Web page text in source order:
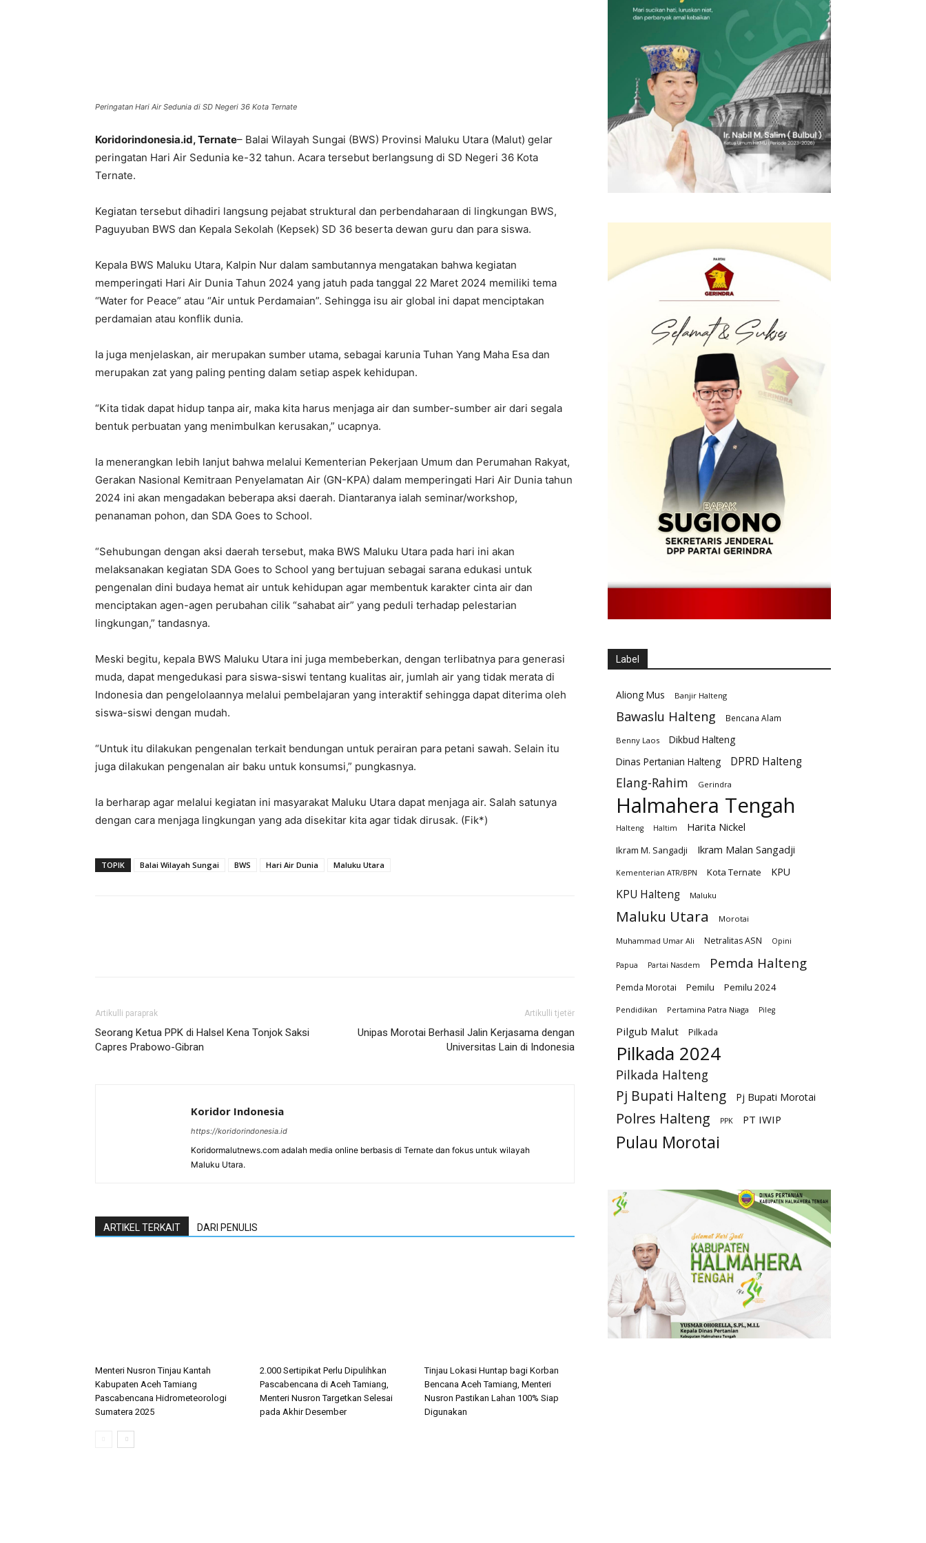
Peringatan Hari Air Sedunia di SD Negeri 36 Kota Ternate
Koridorindonesia.id, Ternate– Balai Wilayah Sungai (BWS) Provinsi Maluku Utara (Malut) gelar
peringatan Hari Air Sedunia ke-32 tahun. Acara tersebut berlangsung di SD Negeri 36 Kota
Ternate.
Kegiatan tersebut dihadiri langsung pejabat struktural dan perbendaharaan di lingkungan BWS,
Paguyuban BWS dan Kepala Sekolah (Kepsek) SD 36 beserta dewan guru dan para siswa.
Kepala BWS Maluku Utara, Kalpin Nur dalam sambutannya mengatakan bahwa kegiatan
memperingati Hari Air Dunia Tahun 2024 yang jatuh pada tanggal 22 Maret 2024 memiliki tema
“Water for Peace” atau “Air untuk Perdamaian”. Sehingga isu air global ini dapat menciptakan
perdamaian atau konflik dunia.
Ia juga menjelaskan, air merupakan sumber utama, sebagai karunia Tuhan Yang Maha Esa dan
merupakan zat yang paling penting dalam setiap aspek kehidupan.
“Kita tidak dapat hidup tanpa air, maka kita harus menjaga air dan sumber-sumber air dari segala
bentuk perbuatan yang menimbulkan kerusakan,” ucapnya.
Ia menerangkan lebih lanjut bahwa melalui Kementerian Pekerjaan Umum dan Perumahan Rakyat,
Gerakan Nasional Kemitraan Penyelamatan Air (GN-KPA) dalam memperingati Hari Air Dunia tahun
2024 ini akan mengadakan beberapa aksi daerah. Diantaranya ialah seminar/workshop,
penanaman pohon, dan SDA Goes to School.
“Sehubungan dengan aksi daerah tersebut, maka BWS Maluku Utara pada hari ini akan
melaksanakan kegiatan SDA Goes to School yang bertujuan sebagai sarana edukasi untuk
pengenalan dini budaya hemat air untuk kehidupan agar membentuk karakter cinta air dan
menciptakan agen-agen perubahan cilik “sahabat air” yang peduli terhadap pelestarian
lingkungan,” tandasnya.
Meski begitu, kepala BWS Maluku Utara ini juga membeberkan, dengan terlibatnya para generasi
muda, dapat mengedukasi para siswa-siswi tentang kualitas air, jumlah air yang tidak merata di
Indonesia dan pengelolaannya melalui pembelajaran yang interaktif sehingga dapat diterima oleh
siswa-siswi dengan mudah.
“Untuk itu dilakukan pengenalan terkait bendungan untuk perairan para petani sawah. Selain itu
juga dilakukan pengenalan air baku untuk konsumsi,” pungkasnya.
Ia berharap agar melalui kegiatan ini masyarakat Maluku Utara dapat menjaga air. Salah satunya
dengan cara menjaga lingkungan yang ada disekitar kita agar tidak dirusak. (Fik*)
TOPIK Balai Wilayah Sungai BWS Hari Air Dunia Maluku Utara
Artikulli paraprak
Seorang Ketua PPK di Halsel Kena Tonjok Saksi
Capres Prabowo-Gibran
Artikulli tjetër
Unipas Morotai Berhasil Jalin Kerjasama dengan
Universitas Lain di Indonesia
Koridor Indonesia
https://koridorindonesia.id
Koridormalutnews.com adalah media online berbasis di Ternate dan fokus untuk wilayah
Maluku Utara.
ARTIKEL TERKAIT DARI PENULIS
Menteri Nusron Tinjau Kantah
Kabupaten Aceh Tamiang
Pascabencana Hidrometeorologi
Sumatera 2025
2.000 Sertipikat Perlu Dipulihkan
Pascabencana di Aceh Tamiang,
Menteri Nusron Targetkan Selesai
pada Akhir Desember
Tinjau Lokasi Huntap bagi Korban
Bencana Aceh Tamiang, Menteri
Nusron Pastikan Lahan 100% Siap
Digunakan
Label
Aliong Mus Banjir Halteng
Bawaslu Halteng Bencana Alam
Benny Laos
Dikbud Halteng
Dinas Pertanian Halteng
DPRD Halteng
Elang-Rahim Gerindra
Halmahera Tengah
Halteng Haltim Harita Nickel
Ikram M. Sangadji Ikram Malan Sangadji
Kementerian ATR/BPN Kota Ternate KPU
KPU Halteng Maluku
Maluku Utara Morotai
Muhammad Umar Ali Netralitas ASN Opini
Papua Partai Nasdem Pemda Halteng
Pemda Morotai Pemilu Pemilu 2024
Pendidikan Pertamina Patra Niaga Pileg
Pilgub Malut Pilkada
Pilkada 2024
Pilkada Halteng
Pj Bupati Halteng Pj Bupati Morotai
Polres Halteng PPK PT IWIP
Pulau Morotai